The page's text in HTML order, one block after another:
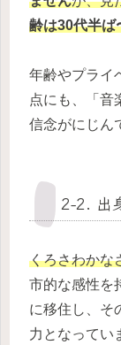
齢は30代半ば
年齢やプライ
点にも、「音
信念がにじん
2-2. 出
くろさわかな
市的な感性を
に移住し、そ
力となってい